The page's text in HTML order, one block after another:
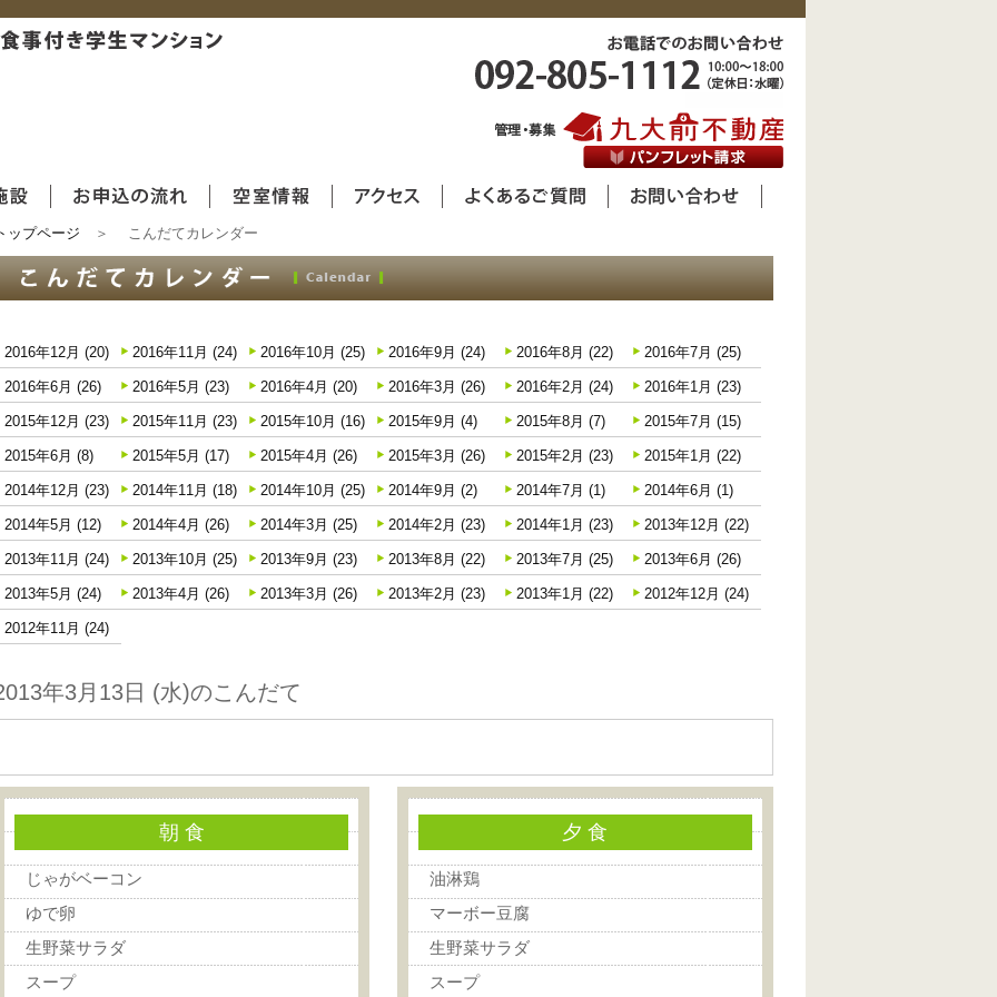
お申込の流れ 空室情報 アクセス よくあるご質問
の一日
レンダー
ビー
ップページ ＞ こんだてカレンダー
2016年12月 (20) 2016年11月 (24) 2016年10月 (25) 2016年9月 (24) 2016年8月 (22) 2016年7月 (25)
2016年6月 (26) 2016年5月 (23) 2016年4月 (20) 2016年3月 (26) 2016年2月 (24) 2016年1月 (23)
2015年12月 (23) 2015年11月 (23) 2015年10月 (16) 2015年9月 (4) 2015年8月 (7) 2015年7月 (15)
2015年6月 (8) 2015年5月 (17) 2015年4月 (26) 2015年3月 (26) 2015年2月 (23) 2015年1月 (22)
2014年12月 (23) 2014年11月 (18) 2014年10月 (25) 2014年9月 (2) 2014年7月 (1) 2014年6月 (1)
2014年5月 (12) 2014年4月 (26) 2014年3月 (25) 2014年2月 (23) 2014年1月 (23) 2013年12月 (22)
2013年11月 (24) 2013年10月 (25) 2013年9月 (23) 2013年8月 (22) 2013年7月 (25) 2013年6月 (26)
2013年5月 (24) 2013年4月 (26) 2013年3月 (26) 2013年2月 (23) 2013年1月 (22) 2012年12月 (24)
2012年11月 (24)
年3月13日 (水)のこんだて
朝 食
じゃがベーコン
ゆで卵
生野菜サラダ
スープ
夕 食
油淋鶏
マーボー豆腐
生野菜サラダ
スープ